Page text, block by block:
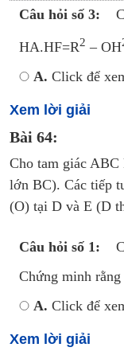
Câu hỏi số 3:
HA.HF=R2 – OH
A. Click để
Xem lời giải
Bài 64:
Cho tam giác
lớn BC). Các tiếp
(O) tại D và E (D
Câu hỏi số 1:
Chứng minh rằng
A. Click để
Xem lời giải